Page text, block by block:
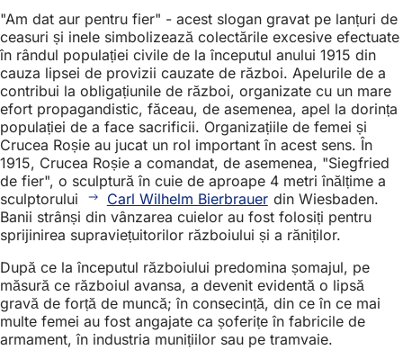
"Am dat aur pentru fier" - acest slogan gravat pe lanțuri de
ceasuri și inele simbolizează colectările excesive efectuate
în rândul populației civile de la începutul anului 1915 din
cauza lipsei de provizii cauzate de război. Apelurile de a
contribui la obligațiunile de război, organizate cu un mare
efort propagandistic, făceau, de asemenea, apel la dorința
populației de a face sacrificii. Organizațiile de femei și
Crucea Roșie au jucat un rol important în acest sens. În
1915, Crucea Roșie a comandat, de asemenea, "Siegfried
de fier", o sculptură în cuie de aproape 4 metri înălțime a
sculptorului
Carl Wilhelm Bierbrauer din Wiesbaden.
Banii strânși din vânzarea cuielor au fost folosiți pentru
sprijinirea supraviețuitorilor războiului și a răniților.
După ce la începutul războiului predomina șomajul, pe
măsură ce războiul avansa, a devenit evidentă o lipsă
gravă de forță de muncă; în consecință, din ce în ce mai
multe femei au fost angajate ca șoferițe în fabricile de
armament, în industria munițiilor sau pe tramvaie.